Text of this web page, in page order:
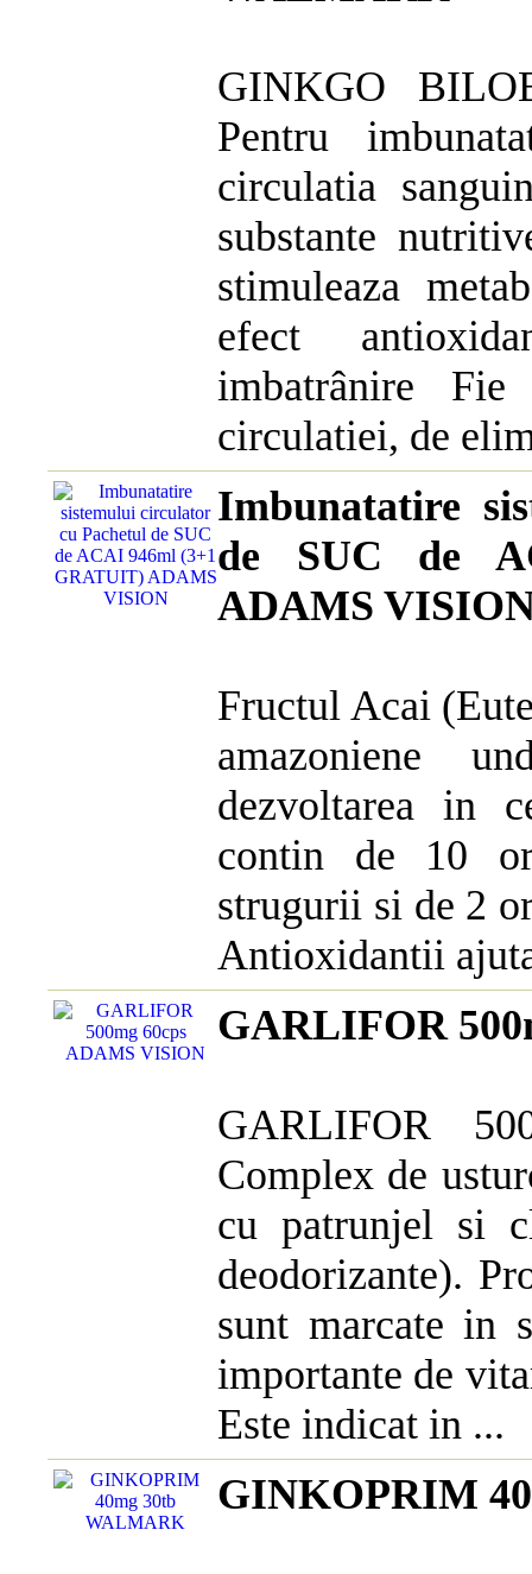
GINKGO
Pentru
circulatia
substante
stimuleaza
efect
imbatrânire
circulatiei, de
Imbunatatire
de SUC de
ADAMS
Fructul Acai
amazoniene
dezvoltarea in
contin de 10
strugurii si de 2
Antioxidantii
GARLIFOR
GARLIFOR
Complex de
cu patrunjel si
deodorizante).
sunt marcate in
importante de
Este indicat in ...
GINKOPRIM